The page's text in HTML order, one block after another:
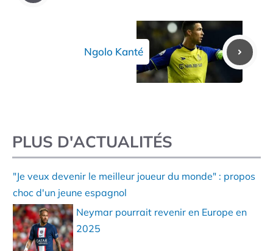
Ngolo Kanté
PLUS D'ACTUALITÉS
"Je veux devenir le meilleur joueur du monde" : propos
choc d'un jeune espagnol
Neymar pourrait revenir en Europe en
2025